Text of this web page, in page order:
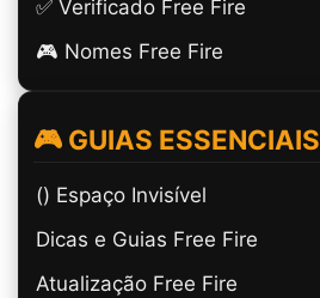
✅ Verificado Free Fire
🎮 Nomes Free Fire
🎮 GUIAS ESSENCIAIS
(ㅤ) Espaço Invisível
Dicas e Guias Free Fire
Atualização Free Fire